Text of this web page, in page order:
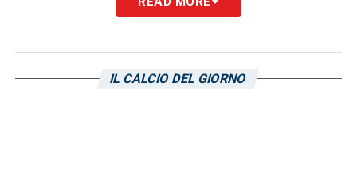
IL CALCIO DEL GIORNO